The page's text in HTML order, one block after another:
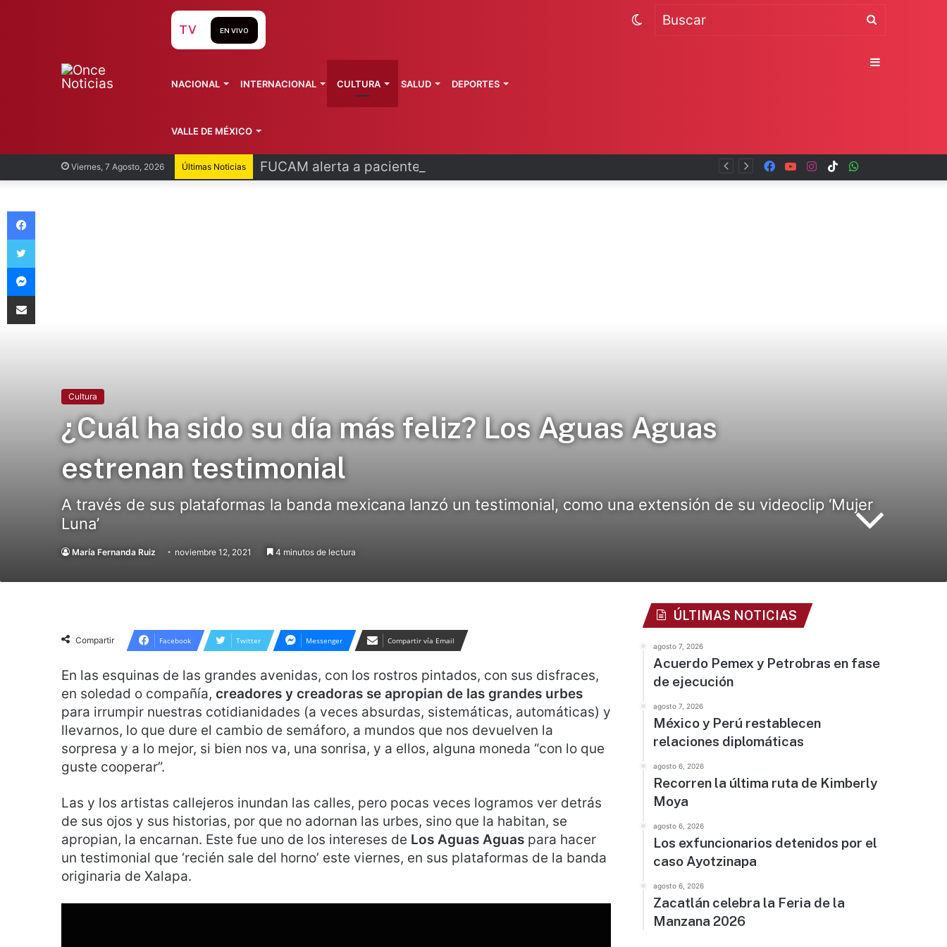
Viernes, 7 Agosto, 2026 Últimas Noticias FUCAM alerta a pacientes por hackeo de datos TikTok
Instagram
YouTube
Facebook
TV EN VIVO
NACIONAL INTERNACIONAL CULTURA SALUD DEPORTES
VALLE DE MÉXICO
Buscar
Switch
Sidebar
Cultura
¿Cuál ha sido su día más feliz? Los Aguas Aguas
estrenan testimonial
A través de sus plataformas la banda mexicana lanzó un testimonial, como una extensión de su videoclip ‘Mujer
Luna’
María Fernanda Ruiz noviembre 12, 2021 4 minutos de lectura
Compartir Facebook Twitter Messenger Compartir vía Email
En las esquinas de las grandes avenidas, con los rostros pintados, con sus disfraces,
en soledad o compañía, creadores y creadoras se apropian de las grandes urbes
para irrumpir nuestras cotidianidades (a veces absurdas, sistemáticas, automáticas) y
llevarnos, lo que dure el cambio de semáforo, a mundos que nos devuelven la
sorpresa y a lo mejor, si bien nos va, una sonrisa, y a ellos, alguna moneda “con lo que
guste cooperar”.
Las y los artistas callejeros inundan las calles, pero pocas veces logramos ver detrás
de sus ojos y sus historias, por que no adornan las urbes, sino que la habitan, se
apropian, la encarnan. Este fue uno de los intereses de Los Aguas Aguas para hacer
un testimonial que ‘recién sale del horno’ este viernes, en sus plataformas de la banda
originaria de Xalapa.
ÚLTIMAS NOTICIAS
agosto 7, 2026
Acuerdo Pemex y Petrobras en fase
de ejecución
agosto 7, 2026
México y Perú restablecen
relaciones diplomáticas
agosto 6, 2026
Recorren la última ruta de Kimberly
Moya
agosto 6, 2026
Los exfuncionarios detenidos por el
caso Ayotzinapa
agosto 6, 2026
Zacatlán celebra la Feria de la
Manzana 2026
Facebook
Twitter
Messenger
Compartir vía Email